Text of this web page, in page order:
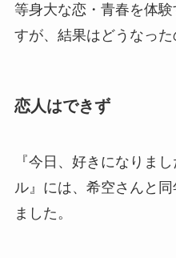
等身大な恋・青春を体
すが、結果はどうなった
恋人はできず
『今日、好きになりま
ル』には、希空さんと
ました。